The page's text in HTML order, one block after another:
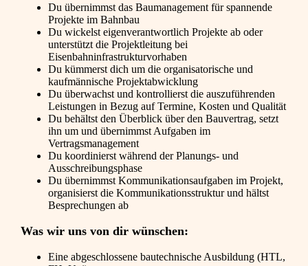
Du übernimmst das Baumanagement für spannende
Projekte im Bahnbau
Du wickelst eigenverantwortlich Projekte ab oder
unterstützt die Projektleitung bei
Eisenbahninfrastrukturvorhaben
Du kümmerst dich um die organisatorische und
kaufmännische Projektabwicklung
Du überwachst und kontrollierst die auszuführenden
Leistungen in Bezug auf Termine, Kosten und Qualität
Du behältst den Überblick über den Bauvertrag, setzt
ihn um und übernimmst Aufgaben im
Vertragsmanagement
Du koordinierst während der Planungs- und
Ausschreibungsphase
Du übernimmst Kommunikationsaufgaben im Projekt,
organisierst die Kommunikationsstruktur und hältst
Besprechungen ab
Was wir uns von dir wünschen:
Eine abgeschlossene bautechnische Ausbildung (HTL,